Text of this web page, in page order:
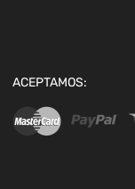
ACEPTAMOS: